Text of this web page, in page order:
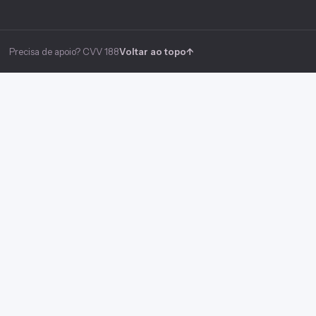
Precisa de apoio? CVV 188Voltar ao topo↑